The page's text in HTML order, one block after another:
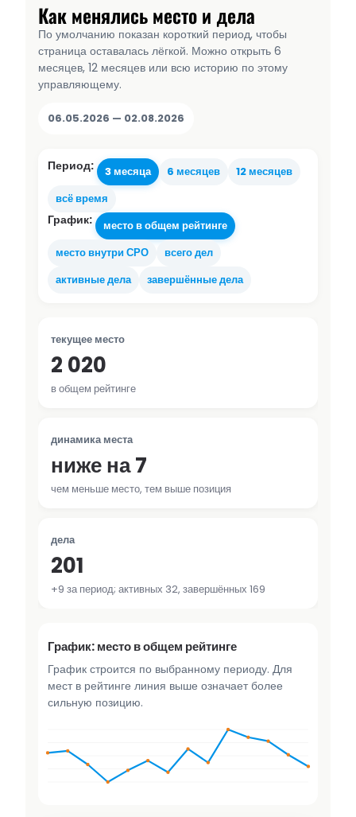
Как менялись место и дела
По умолчанию показан короткий период, чтобы
страница оставалась лёгкой. Можно открыть 6
месяцев, 12 месяцев или всю историю по этому
управляющему.
06.05.2026 — 02.08.2026
Период: 3 месяца 6 месяцев
12 месяцев
всё время
График:
место в общем рейтинге
место внутри СРО
всего дел
активные дела
завершённые дела
текущее место
2 020
в общем рейтинге
динамика места
ниже на 7
чем меньше место, тем выше позиция
дела
201
+9 за период; активных 32, завершённых 169
График: место в общем рейтинге
График строится по выбранному периоду. Для
мест в рейтинге линия выше означает более
сильную позицию.